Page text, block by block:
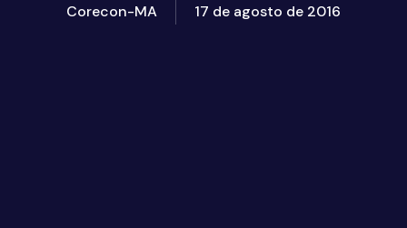
Corecon-MA 17 de agosto de 2016